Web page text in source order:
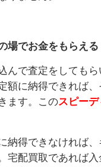
場でお金をもらえる
んで査定をしても
額に納得できれば
ます。このスピーデ
納得できなければ
宅配買取であれば